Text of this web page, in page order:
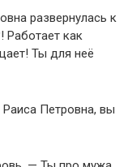
развернулась к
Работает как
Ты для неё
Петровна, вы